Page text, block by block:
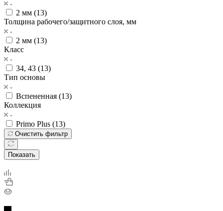
2 мм (13)
Толщина рабочего/защитного слоя, мм
2 мм (13)
Класс
34, 43 (13)
Тип основы
Вспененная (13)
Коллекция
Primo Plus (13)
Очистить фильтр
Показать